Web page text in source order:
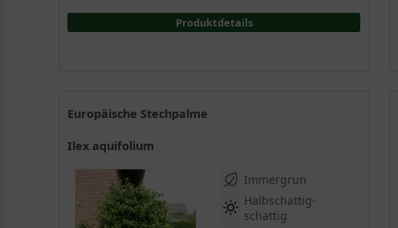
Produktdetails
Europäische Stechpalme
Ilex aquifolium
Immergrün
Halbschattig-
schattig